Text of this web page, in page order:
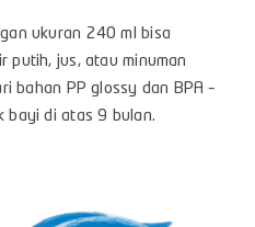
ukuran 240 ml bisa
putih, jus, atau minuman
bahan PP glossy dan BPA –
bayi di atas 9 bulan.